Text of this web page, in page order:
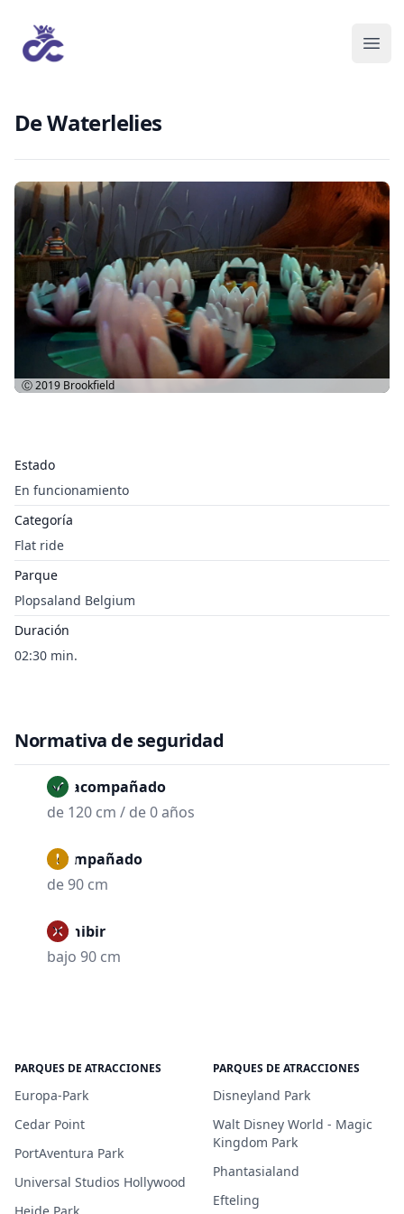
De Waterlelies
Estado
En funcionamiento
Categoría
Flat ride
Parque
Plopsaland Belgium
Duración
02:30 min.
Ⓒ 2019 Brookfield
Normativa de seguridad
No acompañado
de 120 cm / de 0 años
Acompañado
de 90 cm
Prohibir
bajo 90 cm
PARQUES DE ATRACCIONES
Europa-Park
Cedar Point
PortAventura Park
Universal Studios Hollywood
PARQUES DE ATRACCIONES
Disneyland Park
Walt Disney World - Magic
Kingdom Park
Phantasialand
Efteling